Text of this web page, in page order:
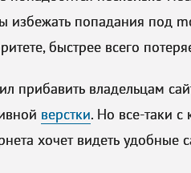
избежать попадания под
быстрее всего
прибавить владельцам
верстки. Но все-таки
хочет видеть удобные